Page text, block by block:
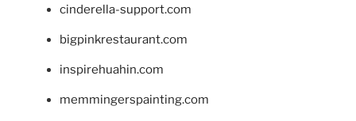
cinderella-support.com
bigpinkrestaurant.com
inspirehuahin.com
memmingerspainting.com